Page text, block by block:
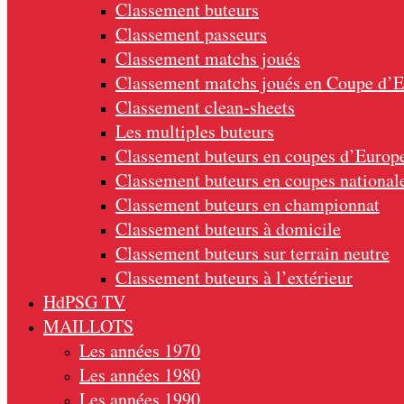
Classement buteurs
Classement passeurs
Classement matchs joués
Classement matchs joués en Coupe
Classement clean-sheets
Les multiples buteurs
Classement buteurs en coupes
Classement buteurs en coupes
Classement buteurs en championnat
Classement buteurs à domicile
Classement buteurs sur terrain neutre
Classement buteurs à l’extérieur
HdPSG TV
MAILLOTS
Les années 1970
Les années 1980
Les années 1990